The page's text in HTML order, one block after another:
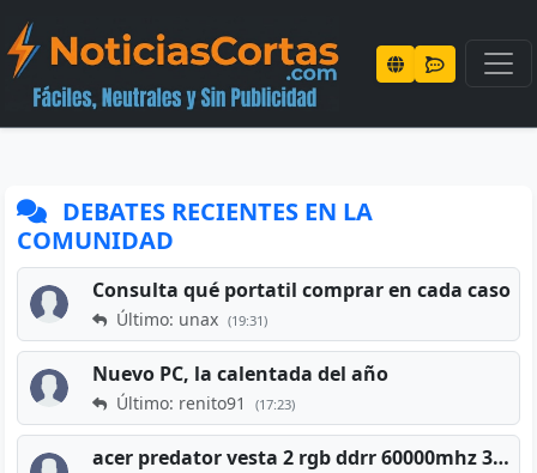
DEBATES RECIENTES EN LA
COMUNIDAD
Consulta qué portatil comprar en cada caso
Último: unax (19:31)
Nuevo PC, la calentada del año
Último: renito91 (17:23)
acer predator vesta 2 rgb ddrr 60000mhz 32gb x2 16gb